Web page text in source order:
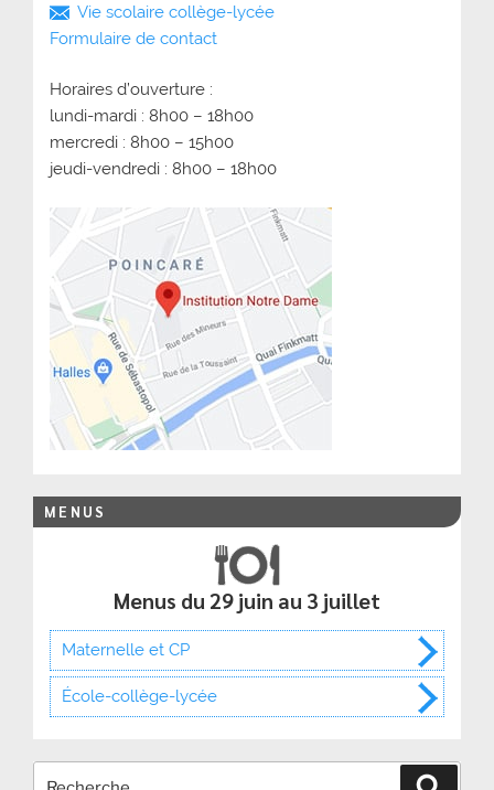
Vie scolaire collège-lycée
Formulaire de contact
Horaires d’ouverture :
lundi-mardi : 8h00 – 18h00
mercredi : 8h00 – 15h00
jeudi-vendredi : 8h00 – 18h00
MENUS
Menus du 29 juin au 3 juillet
Maternelle et CP
École-collège-lycée